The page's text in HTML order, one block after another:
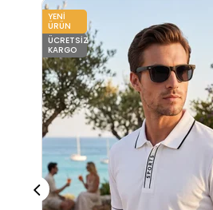
YENI
ÜRÜN
ÜCRETSIZ
KARGO